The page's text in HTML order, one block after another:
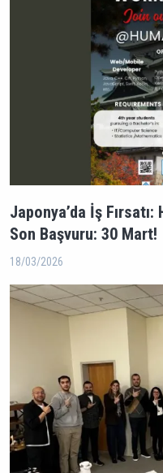
Japonya’da İş
Son Başvuru: 30 Mart!
18/03/2026